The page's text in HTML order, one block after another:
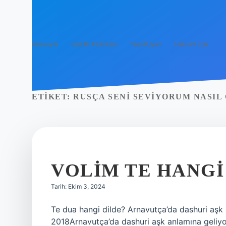
Anasayfa Gizlilik Politikası Yasal Uyarı Hakkımızda
ETIKET: RUSÇA SENI SEVIYORUM NASIL
VOLIM TE
Tarih: Ekim 3, 2024
Te dua hangi dilde? Arnavutça’da dashuri aşk
2018Arnavutça’da dashuri aşk anlamına